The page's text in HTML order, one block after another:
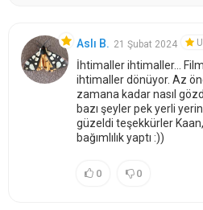
Aslı B. 21 Şubat 2024
İhtimaller ihtimaller...
ihtimaller dönüyor. Az
zamana kadar nasıl
bazı şeyler pek yerli
güzeldi teşekkürler
bağımlılık yaptı :))
0 0